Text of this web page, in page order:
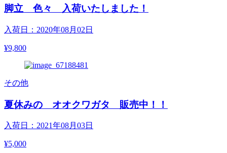
脚立 色々 入荷いたしました！
入荷日：2020年08月02日
¥9,800
その他
夏休みの オオクワガタ 販売中！！
入荷日：2021年08月03日
¥5,000